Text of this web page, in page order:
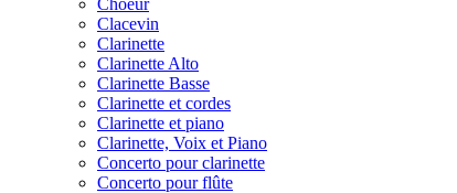
Choeur
Clacevin
Clarinette
Clarinette Alto
Clarinette Basse
Clarinette et cordes
Clarinette et piano
Clarinette, Voix et Piano
Concerto pour clarinette
Concerto pour flûte